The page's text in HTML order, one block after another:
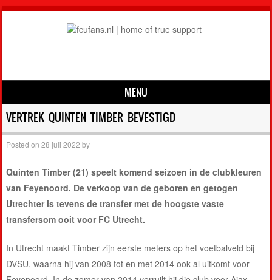
MENU
Skip to content
VERTREK QUINTEN TIMBER BEVESTIGD
Posted on28 juli 2022 by
Quinten Timber (21) speelt komend seizoen in de clubkleuren
van Feyenoord. De verkoop van de geboren en getogen
Utrechter is tevens de transfer met de hoogste vaste
transfersom ooit voor FC Utrecht.
In Utrecht maakt Timber zijn eerste meters op het voetbalveld bij
DVSU, waarna hij van 2008 tot en met 2014 ook al uitkomt voor